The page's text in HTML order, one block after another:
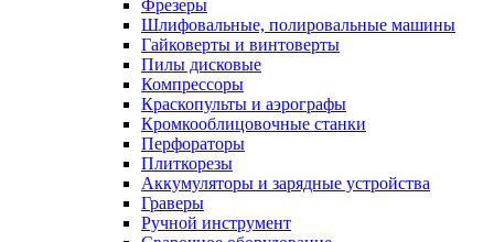
Фрезеры
Шлифовальные, полировальные машины
Гайковерты и винтоверты
Пилы дисковые
Компрессоры
Краскопульты и аэрографы
Кромкооблицовочные станки
Перфораторы
Плиткорезы
Аккумуляторы и зарядные устройства
Граверы
Ручной инструмент